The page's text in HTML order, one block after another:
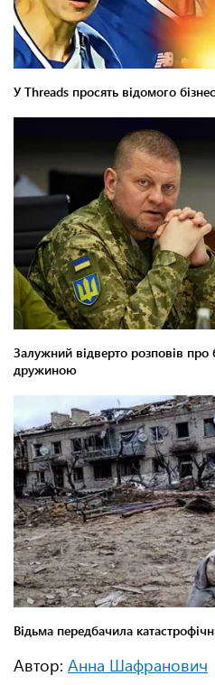
Автор: Анна Шафранович